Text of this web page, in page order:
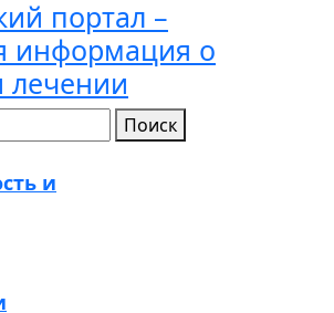
портал –
информация о
лечении
Поиск
и